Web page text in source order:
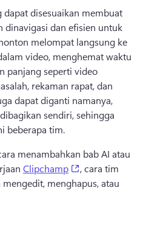
dapat disesuaikan membuat
dinavigasi dan efisien untuk
melompat langsung ke
video, menghemat waktu
panjang seperti video
rekaman rapat, dan
dapat diganti namanya,
sendiri, sehingga
beberapa tim.
menambahkan bab AI atau
Clipchamp (opens in a
, cara tim
menghapus, atau